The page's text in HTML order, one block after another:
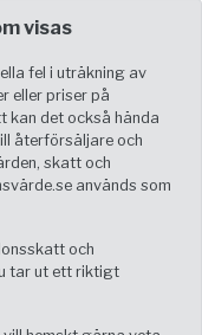
visas
fel i uträkning av
eller priser på
kan det också hända
återförsäljare och
skatt och
används som
och
tar ut ett riktigt